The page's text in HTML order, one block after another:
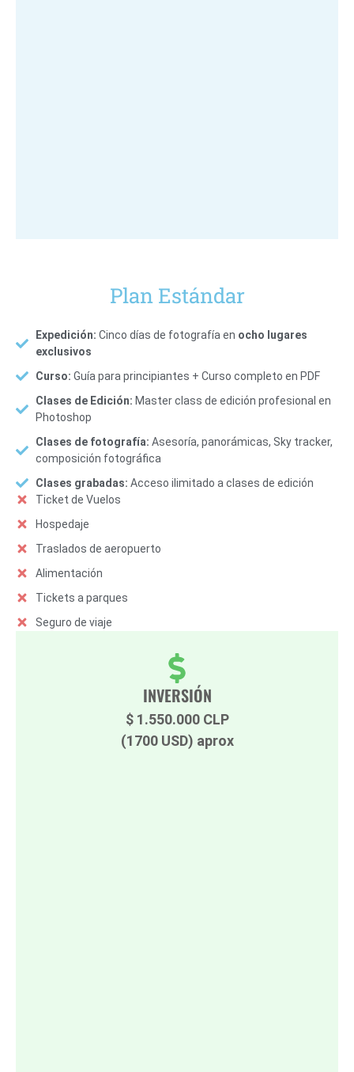
Plan Estándar
Expedición: Cinco días de fotografía en ocho lugares
exclusivos
Curso: Guía para principiantes + Curso completo en PDF
Clases de Edición: Master class de edición profesional en
Photoshop
Clases de fotografía: Asesoría, panorámicas, Sky tracker,
composición fotográfica
Clases grabadas: Acceso ilimitado a clases de edición
Ticket de Vuelos
Hospedaje
Traslados de aeropuerto
Alimentación
Tickets a parques
Seguro de viaje
INVERSIÓN
$ 1.550.000 CLP
(1700 USD) aprox